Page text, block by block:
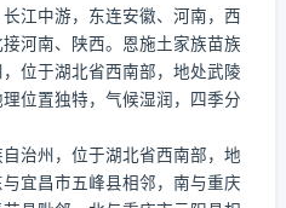
江中游，东连安徽、河南，西
河南、陕西。恩施土家族苗族
位于湖北省西南部，地处武陵
位置独特，气候湿润，四季分
治州，位于湖北省西南部，地
宜昌市五峰县相邻，南与重庆